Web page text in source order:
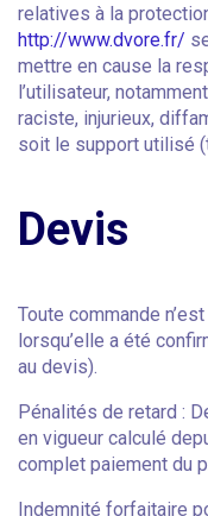
relatives à la
http://www.dvore.fr/
mettre en cause la
l’utilisateur,
raciste, injurieux,
soit le support utilisé
Devis
Toute commande
lorsqu’elle a été
au devis).
Pénalités de retard :
en vigueur calculé
complet paiement du
Indemnité forfaitaire